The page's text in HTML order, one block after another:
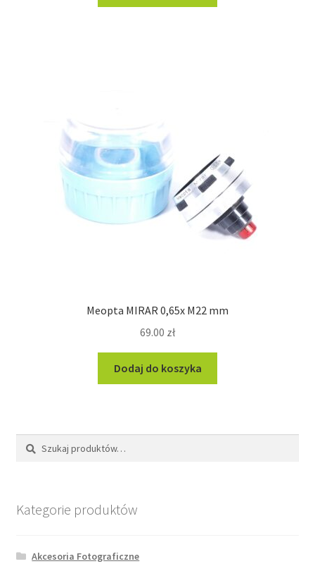
Meopta MIRAR 0,65x M22 mm
69.00 zł
Dodaj do koszyka
Szukaj:
Szukaj
Kategorie produktów
Akcesoria Fotograficzne